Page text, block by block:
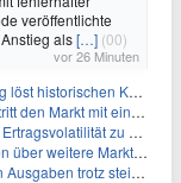
veröffentlichte
als[…] (00)
vor 26 Minuten
Kursrückgang aus
Boost von 150 Millionen Dollar
zu profitieren
nehmen zu
Ein Warnsignal für das Wachstum